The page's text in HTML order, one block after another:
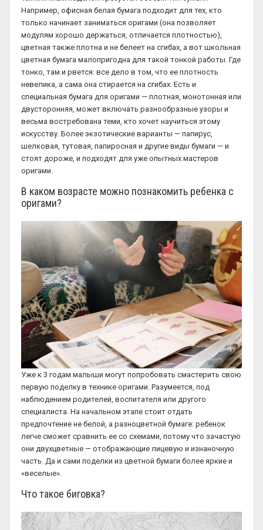
Например, офисная белая бумага подходит для тех, кто
только начинает заниматься оригами (она позволяет
модулям хорошо держаться, отличается плотностью),
цветная также плотна и не белеет на сгибах, а вот школьная
цветная бумага малопригодна для такой тонкой работы. Где
тонко, там и рвется: все дело в том, что ее плотность
невелика, а сама она стирается на сгибах. Есть и
специальная бумага для оригами — плотная, монотонная или
двусторонняя, может включать разнообразные узоры и
весьма востребована теми, кто хочет научиться этому
искусству. Более экзотические варианты — папирус,
шелковая, тутовая, папиросная и другие виды бумаги — и
стоят дороже, и подходят для уже опытных мастеров
оригами.
В каком возрасте можно познакомить ребенка с
оригами?
Уже к 3 годам малыши могут попробовать смастерить свою
первую поделку в технике оригами. Разумеется, под
наблюдением родителей, воспитателя или другого
специалиста. На начальном этапе стоит отдать
предпочтение не белой, а разноцветной бумаге: ребенок
легче сможет сравнить ее со схемами, потому что зачастую
они двухцветные — отображающие лицевую и изнаночную
часть. Да и сами поделки из цветной бумаги более яркие и
«веселые».
Что такое биговка?